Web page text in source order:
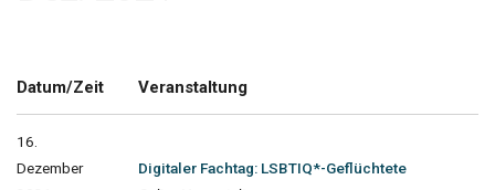
Datum/Zeit Veranstaltung
16.
Dezember
Digitaler Fachtag: LSBTIQ*-Geflüchtete